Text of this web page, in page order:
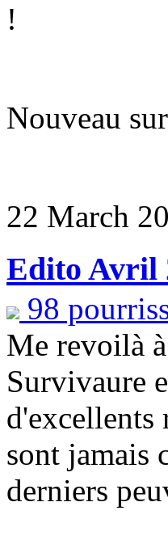
Nouveau
22 March
Edito Avril
98
Me revoilà
Survivaure
d'excellents
sont jamais
derniers